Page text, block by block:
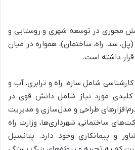
محوری در توسعه شهری و روستایی و
سد، راه، ساختمان)، همواره در میان
داشته است.
شامل سازه، راه و ترابری، آب و
مورد نیاز شامل دانش قوی در
طراحی و مدل‌سازی و مدیریت
ساختمانی، شهرداری‌ها، وزارت راه
و پیمانکاری وجود دارد. پتانسیل